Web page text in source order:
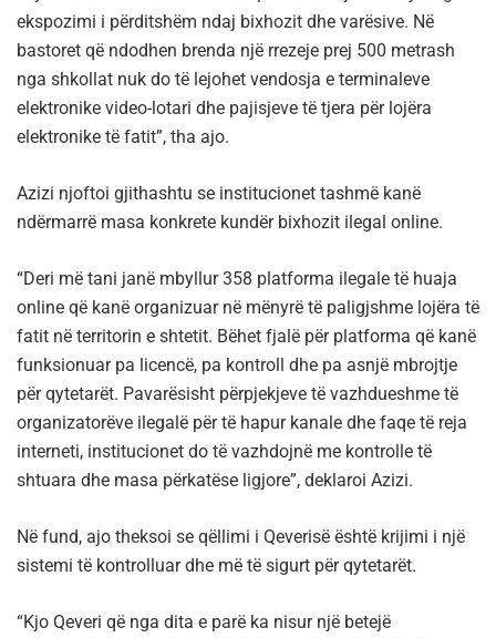
ekspozimi i përditshëm ndaj bixhozit dhe varësive. Në
bastoret që ndodhen brenda një rrezeje prej 500 metrash
nga shkollat nuk do të lejohet vendosja e terminaleve
elektronike video-lotari dhe pajisjeve të tjera për lojëra
elektronike të fatit”, tha ajo.
Azizi njoftoi gjithashtu se institucionet tashmë kanë
ndërmarrë masa konkrete kundër bixhozit ilegal online.
“Deri më tani janë mbyllur 358 platforma ilegale të huaja
online që kanë organizuar në mënyrë të paligjshme lojëra të
fatit në territorin e shtetit. Bëhet fjalë për platforma që kanë
funksionuar pa licencë, pa kontroll dhe pa asnjë mbrojtje
për qytetarët. Pavarësisht përpjekjeve të vazhdueshme të
organizatorëve ilegalë për të hapur kanale dhe faqe të reja
interneti, institucionet do të vazhdojnë me kontrolle të
shtuara dhe masa përkatëse ligjore”, deklaroi Azizi.
Në fund, ajo theksoi se qëllimi i Qeverisë është krijimi i një
sistemi të kontrolluar dhe më të sigurt për qytetarët.
“Kjo Qeveri që nga dita e parë ka nisur një betejë